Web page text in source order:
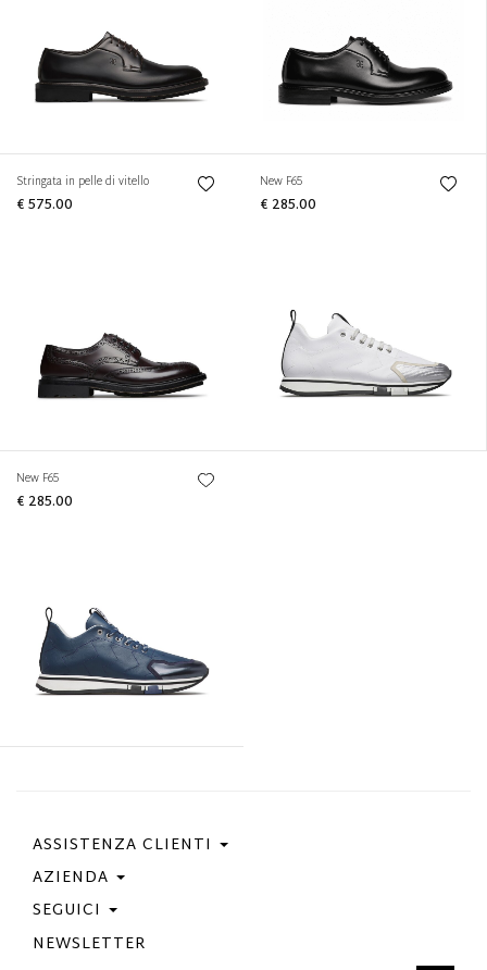
Stringata in pelle di vitello
€ 575.00
New F65
€ 285.00
New F65
€ 285.00
ASSISTENZA CLIENTI
Contattaci
Condizioni Di Acquisto
Guida Taglie
AZIENDA
Privacy Policy
Cookie Policy
SEGUICI
Facebook
NEWSLETTER